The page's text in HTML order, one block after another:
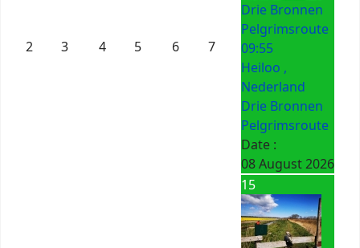
2 3 4 5 6 7
Drie Bronnen
Pelgrimsroute
09:55
Heiloo ,
Nederland
Drie Bronnen
Pelgrimsroute
Date :
08 August 2026
15